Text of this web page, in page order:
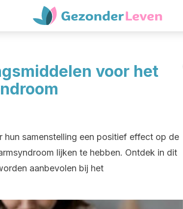
voor het
hun samenstelling een positief effect op de
lijken te hebben. Ontdek in dit
aanbevolen bij het